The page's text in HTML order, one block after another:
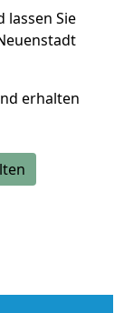
lassen Sie
erhalten